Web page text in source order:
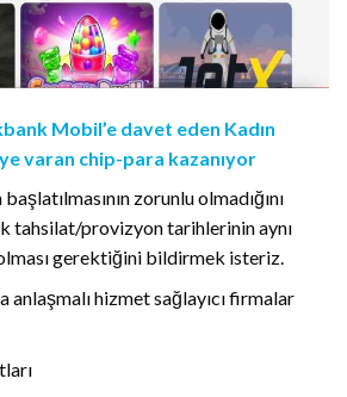
Mobil’e davet eden Kadın
varan chip-para kazanıyor
zorunlu olmadığını
tahsilat/provizyon tarihlerinin aynı
gerektiğini bildirmek isteriz.
anlaşmalı hizmet sağlayıcı firmalar